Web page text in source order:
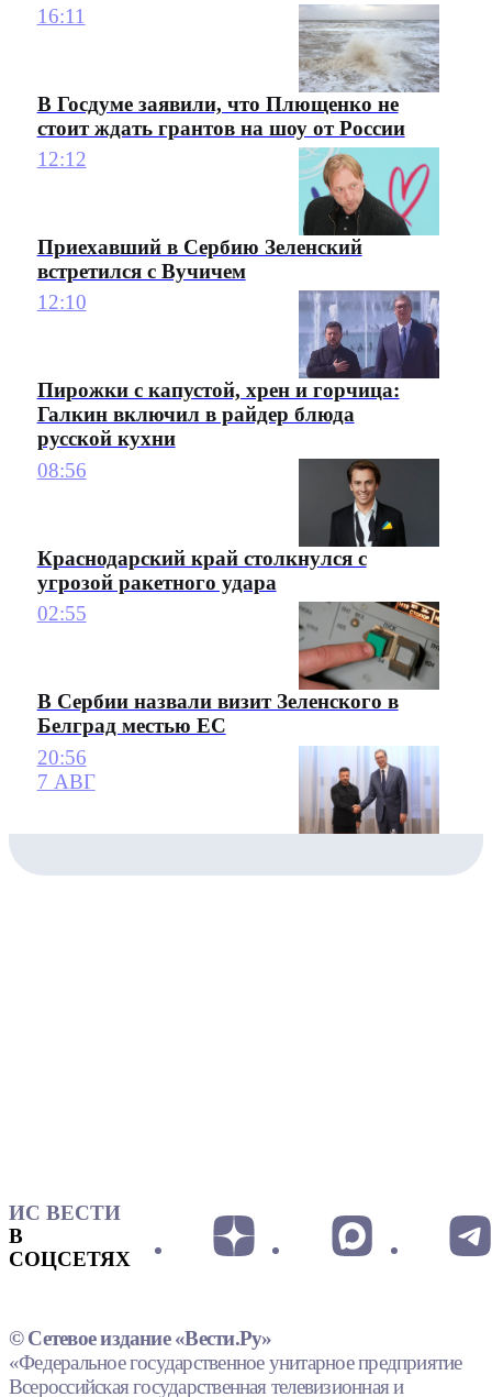
16:11
В Госдуме заявили, что Плющенко не
стоит ждать грантов на шоу от России
12:12
Приехавший в Сербию Зеленский
встретился с Вучичем
12:10
Пирожки с капустой, хрен и горчица:
Галкин включил в райдер блюда
русской кухни
08:56
Краснодарский край столкнулся с
угрозой ракетного удара
02:55
В Сербии назвали визит Зеленского в
Белград местью ЕС
20:56
7 АВГ
ИС ВЕСТИ
В
СОЦСЕТЯХ
© Сетевое издание «Вести.Ру»
«Федеральное государственное унитарное предприятие
Всероссийская государственная телевизионная и